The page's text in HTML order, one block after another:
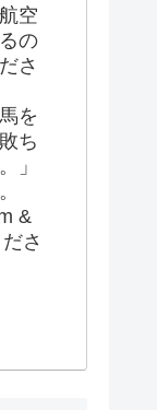
空
の
さ
を
ち
」
&
さ